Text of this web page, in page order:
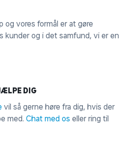
og vores formål er at gøre
kunder og i det samfund, vi er en
DIG
vil så gerne høre fra dig, hvis der
med. Chat med os eller ring til